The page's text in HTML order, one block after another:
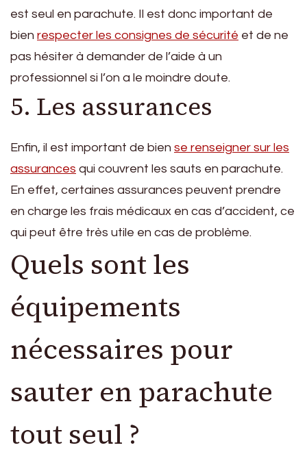
est seul en parachute. Il est donc important de
bien respecter les consignes de sécurité et de ne
pas hésiter à demander de l’aide à un
professionnel si l’on a le moindre doute.
5. Les assurances
Enfin, il est important de bien se renseigner sur les
assurances qui couvrent les sauts en parachute.
En effet, certaines assurances peuvent prendre
en charge les frais médicaux en cas d’accident, ce
qui peut être très utile en cas de problème.
Quels sont les
équipements
nécessaires pour
sauter en parachute
tout seul ?